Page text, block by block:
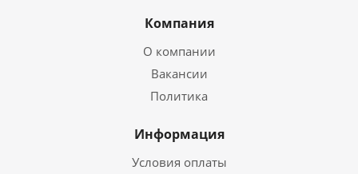
Компания
О компании
Вакансии
Политика
Информация
Условия оплаты